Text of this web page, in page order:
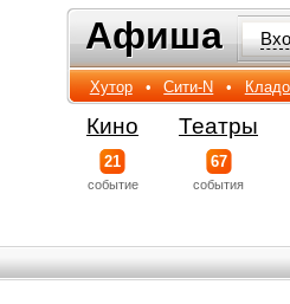
Афиша
Афиша
Хутор • Сити-N •
Кино
21
событиe
Театры
67
события